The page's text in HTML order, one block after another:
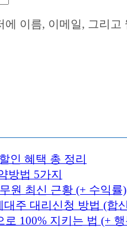
이름, 이메일, 그리고
인 혜택 총 정리
방법 5가지
원 최신 근황 (+ 수익률)
대주 대리신청 방법 (합
100% 지키는 법 (+